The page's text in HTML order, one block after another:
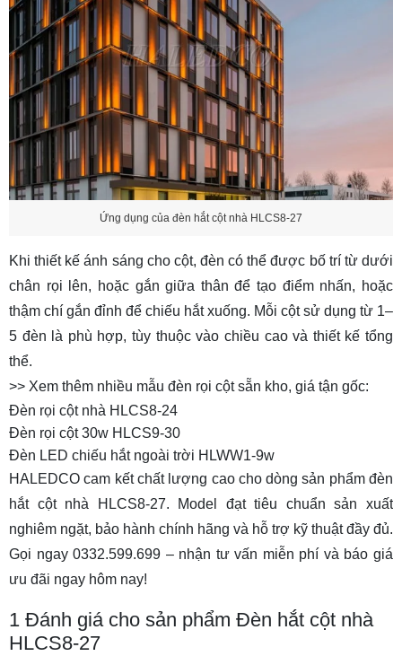
Ứng dụng của đèn hắt cột nhà HLCS8-27
Khi thiết kế ánh sáng cho cột, đèn có thể được bố trí từ dưới
chân rọi lên, hoặc gắn giữa thân để tạo điểm nhấn, hoặc
thậm chí gắn đỉnh để chiếu hắt xuống. Mỗi cột sử dụng từ 1–
5 đèn là phù hợp, tùy thuộc vào chiều cao và thiết kế tổng
thể.
>> Xem thêm nhiều mẫu đèn rọi cột sẵn kho, giá tận gốc:
Đèn rọi cột nhà HLCS8-24
Đèn rọi cột 30w HLCS9-30
Đèn LED chiếu hắt ngoài trời HLWW1-9w
HALEDCO cam kết chất lượng cao cho dòng sản phẩm đèn
hắt cột nhà HLCS8-27. Model đạt tiêu chuẩn sản xuất
nghiêm ngặt, bảo hành chính hãng và hỗ trợ kỹ thuật đầy đủ.
Gọi ngay 0332.599.699 – nhận tư vấn miễn phí và báo giá
ưu đãi ngay hôm nay!
1 Đánh giá cho sản phẩm Đèn hắt cột nhà
HLCS8-27